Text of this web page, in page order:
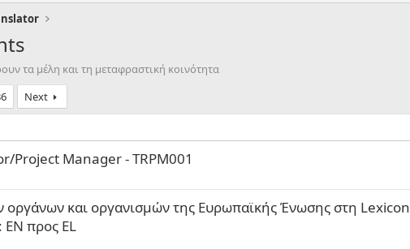
τα μέλη και τη μεταφραστική κοινότητα
Next
Project Manager - TRPM001
και οργανισμών της Ευρωπαϊκής Ένωσης στη Lexicon
EN προς EL